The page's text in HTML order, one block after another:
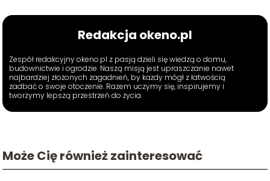
Redakcja okeno.pl
Zespół redakcyjny okeno.pl z pasją dzieli się wiedzą o domu,
budownictwie i ogrodzie. Naszą misją jest upraszczanie nawet
najbardziej złożonych zagadnień, by każdy mógł z łatwością
zadbać o swoje otoczenie. Razem uczymy się, inspirujemy i
tworzymy lepszą przestrzeń do życia.
Może Cię również zainteresować